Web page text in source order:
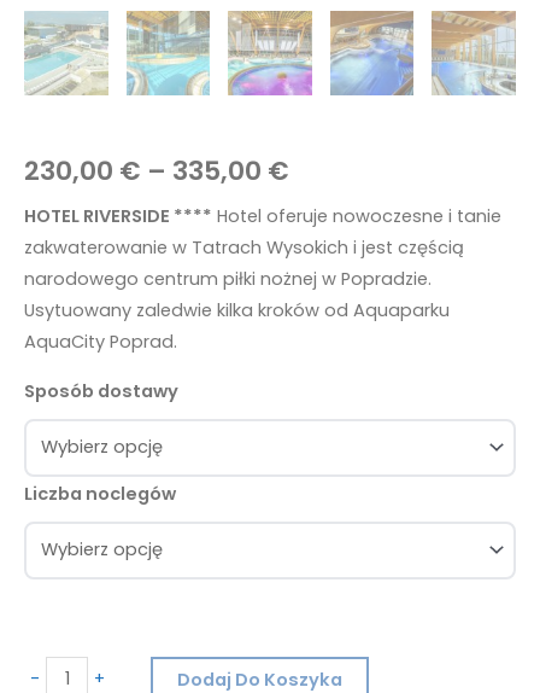
230,00 € – 335,00 €
HOTEL RIVERSIDE **** Hotel oferuje nowoczesne i tanie
zakwaterowanie w Tatrach Wysokich i jest częścią
narodowego centrum piłki nożnej w Popradzie.
Usytuowany zaledwie kilka kroków od Aquaparku
AquaCity Poprad.
Sposób dostawy
Liczba noclegów
- + Dodaj Do Koszyka